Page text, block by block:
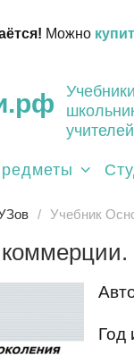
Можно
учителей
Учебник
Год